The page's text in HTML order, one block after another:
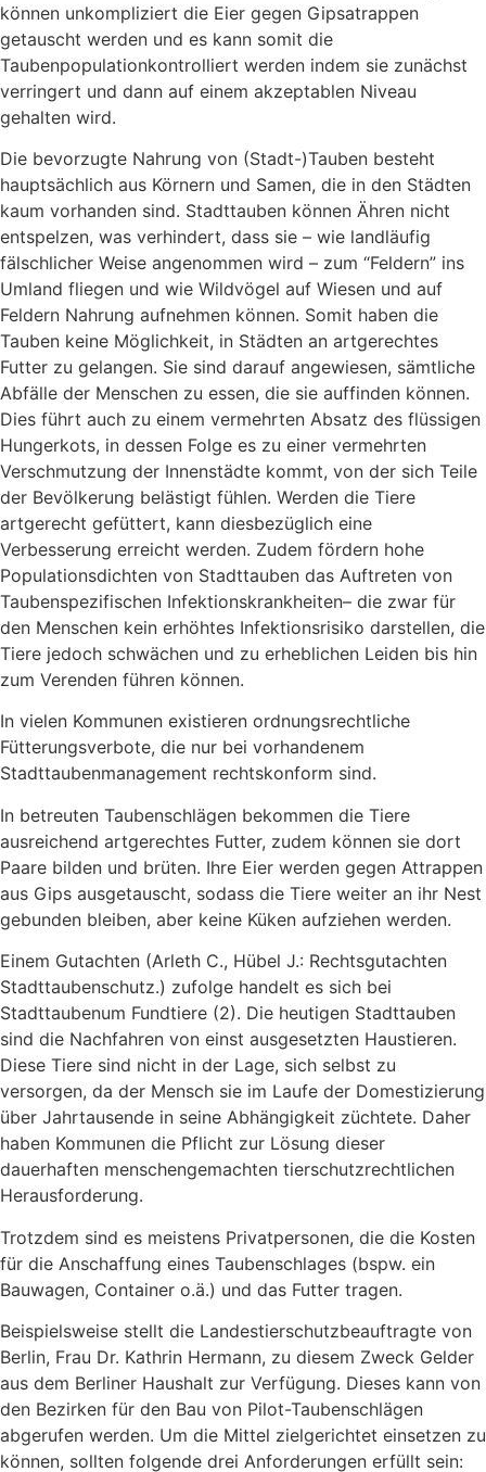
können unkompliziert die Eier gegen Gipsatrappen
getauscht werden und es kann somit die
Taubenpopulationkontrolliert werden indem sie zunächst
verringert und dann auf einem akzeptablen Niveau
gehalten wird.
Die bevorzugte Nahrung von (Stadt-)Tauben besteht
hauptsächlich aus Körnern und Samen, die in den Städten
kaum vorhanden sind. Stadttauben können Ähren nicht
entspelzen, was verhindert, dass sie – wie landläufig
fälschlicher Weise angenommen wird – zum “Feldern” ins
Umland fliegen und wie Wildvögel auf Wiesen und auf
Feldern Nahrung aufnehmen können. Somit haben die
Tauben keine Möglichkeit, in Städten an artgerechtes
Futter zu gelangen. Sie sind darauf angewiesen, sämtliche
Abfälle der Menschen zu essen, die sie auffinden können.
Dies führt auch zu einem vermehrten Absatz des flüssigen
Hungerkots, in dessen Folge es zu einer vermehrten
Verschmutzung der Innenstädte kommt, von der sich Teile
der Bevölkerung belästigt fühlen. Werden die Tiere
artgerecht gefüttert, kann diesbezüglich eine
Verbesserung erreicht werden. Zudem fördern hohe
Populationsdichten von Stadttauben das Auftreten von
Taubenspezifischen Infektionskrankheiten– die zwar für
den Menschen kein erhöhtes Infektionsrisiko darstellen, die
Tiere jedoch schwächen und zu erheblichen Leiden bis hin
zum Verenden führen können.
In vielen Kommunen existieren ordnungsrechtliche
Fütterungsverbote, die nur bei vorhandenem
Stadttaubenmanagement rechtskonform sind.
In betreuten Taubenschlägen bekommen die Tiere
ausreichend artgerechtes Futter, zudem können sie dort
Paare bilden und brüten. Ihre Eier werden gegen Attrappen
aus Gips ausgetauscht, sodass die Tiere weiter an ihr Nest
gebunden bleiben, aber keine Küken aufziehen werden.
Einem Gutachten (Arleth C., Hübel J.: Rechtsgutachten
Stadttaubenschutz.) zufolge handelt es sich bei
Stadttaubenum Fundtiere (2). Die heutigen Stadttauben
sind die Nachfahren von einst ausgesetzten Haustieren.
Diese Tiere sind nicht in der Lage, sich selbst zu
versorgen, da der Mensch sie im Laufe der Domestizierung
über Jahrtausende in seine Abhängigkeit züchtete. Daher
haben Kommunen die Pflicht zur Lösung dieser
dauerhaften menschengemachten tierschutzrechtlichen
Herausforderung.
Trotzdem sind es meistens Privatpersonen, die die Kosten
für die Anschaffung eines Taubenschlages (bspw. ein
Bauwagen, Container o.ä.) und das Futter tragen.
Beispielsweise stellt die Landestierschutzbeauftragte von
Berlin, Frau Dr. Kathrin Hermann, zu diesem Zweck Gelder
aus dem Berliner Haushalt zur Verfügung. Dieses kann von
den Bezirken für den Bau von Pilot-Taubenschlägen
abgerufen werden. Um die Mittel zielgerichtet einsetzen zu
können, sollten folgende drei Anforderungen erfüllt sein: